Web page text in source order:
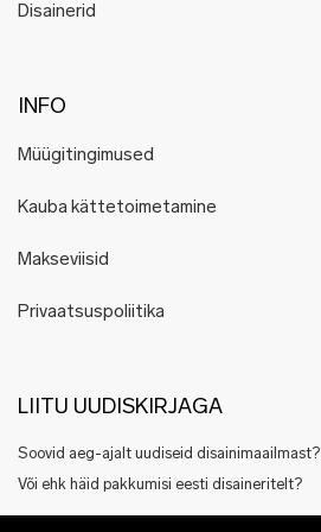
Lentsius
Luxe Hapsal
Marion Isabelle Varik
Mokoko
Maarit Pöör
Disainerid
INFO
Müügitingimused
Kauba kättetoimetamine
Makseviisid
Privaatsuspoliitika
LIITU UUDISKIRJAGA
Soovid aeg-ajalt uudiseid disainimaailmast?
Või ehk häid pakkumisi eesti disaineritelt?